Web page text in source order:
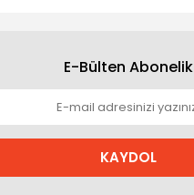
E-Bülten Abonelik
KAYDOL